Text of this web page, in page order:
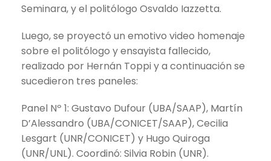
Seminara, y el politólogo Osvaldo Iazzetta.
Luego, se proyectó un emotivo video homenaje
sobre el politólogo y ensayista fallecido,
realizado por Hernán Toppi y a continuación se
sucedieron tres paneles:
Panel Nº 1: Gustavo Dufour (UBA/SAAP), Martín
D’Alessandro (UBA/CONICET/SAAP), Cecilia
Lesgart (UNR/CONICET) y Hugo Quiroga
(UNR/UNL). Coordinó: Silvia Robin (UNR).